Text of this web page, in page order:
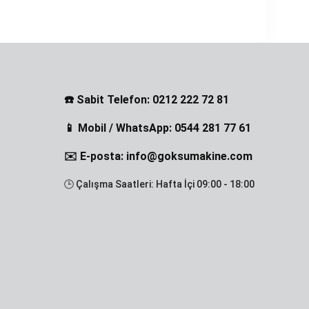
☎️ Sabit Telefon: 0212 222 72 81
📱 Mobil / WhatsApp: 0544 281 77 61
✉️ E-posta: info@goksumakine.com
🕒 Çalışma Saatleri: Hafta İçi 09:00 - 18:00